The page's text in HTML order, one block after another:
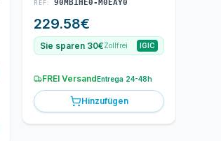
REF: 90MB1HE0-M0EAY0
229.58€
Sie sparen 30€Zollfrei IGIC
FREI VersandEntrega 24-48h
Hinzufügen